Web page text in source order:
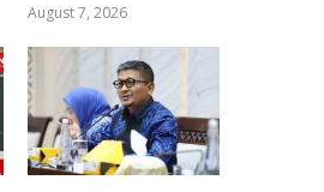
August 7, 2026